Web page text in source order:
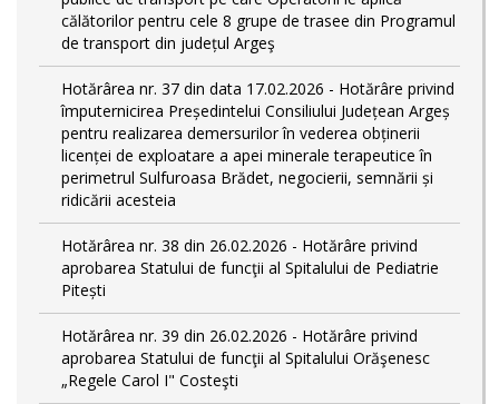
călătorilor pentru cele 8 grupe de trasee din Programul
de transport din județul Argeş
Hotărârea nr. 37 din data 17.02.2026 - Hotărâre privind
împuternicirea Președintelui Consiliului Județean Argeș
pentru realizarea demersurilor în vederea obținerii
licenței de exploatare a apei minerale terapeutice în
perimetrul Sulfuroasa Brădet, negocierii, semnării și
ridicării acesteia
Hotărârea nr. 38 din 26.02.2026 - Hotărâre privind
aprobarea Statului de funcţii al Spitalului de Pediatrie
Pitești
Hotărârea nr. 39 din 26.02.2026 - Hotărâre privind
aprobarea Statului de funcţii al Spitalului Orăşenesc
„Regele Carol I" Costeşti